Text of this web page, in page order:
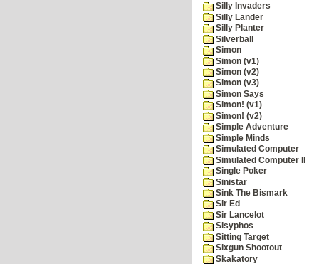
Silly Invaders
Silly Lander
Silly Planter
Silverball
Simon
Simon (v1)
Simon (v2)
Simon (v3)
Simon Says
Simon! (v1)
Simon! (v2)
Simple Adventure
Simple Minds
Simulated Computer
Simulated Computer II
Single Poker
Sinistar
Sink The Bismark
Sir Ed
Sir Lancelot
Sisyphos
Sitting Target
Sixgun Shootout
Skakatory